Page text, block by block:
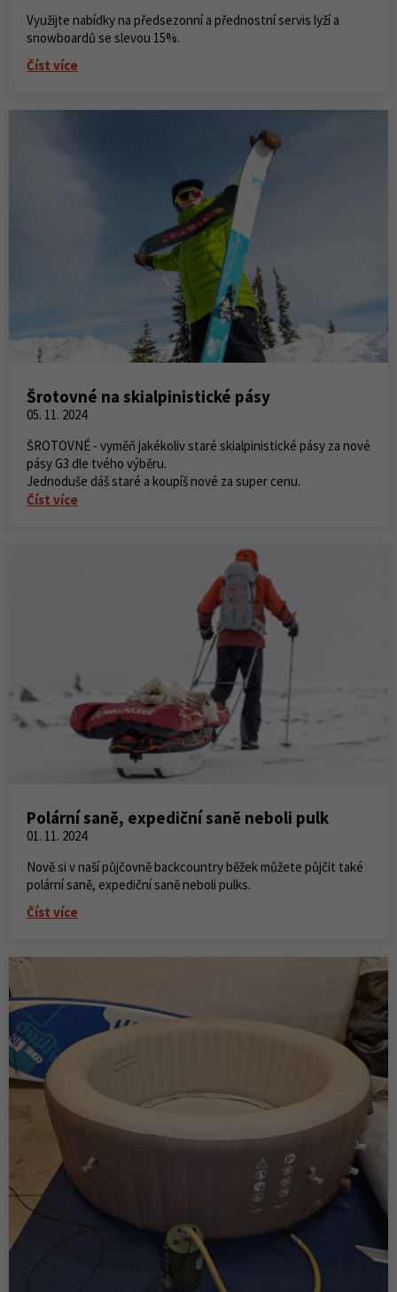
Využijte nabídky na předsezonní a přednostní servis lyží a
snowboardů se slevou 15%.
Číst více
Šrotovné na skialpinistické pásy
05. 11. 2024
ŠROTOVNÉ - vyměň jakékoliv staré skialpinistické pásy za nové
pásy G3 dle tvého výběru.
Jednoduše dáš staré a koupíš nové za super cenu.
Číst více
Polární saně, expediční saně neboli pulk
01. 11. 2024
Nově si v naší půjčovně backcountry běžek můžete půjčit také
polární saně, expediční saně neboli pulks.
Číst více